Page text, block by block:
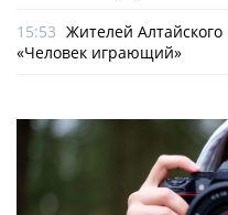
15:53 Жителей
«Человек играющий»